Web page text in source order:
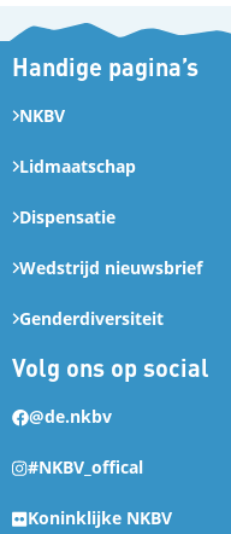
Handige pagina’s
NKBV
Lidmaatschap
Dispensatie
Wedstrijd nieuwsbrief
Genderdiversiteit
Volg ons op social
@de.nkbv
#NKBV_offical
Koninklijke NKBV